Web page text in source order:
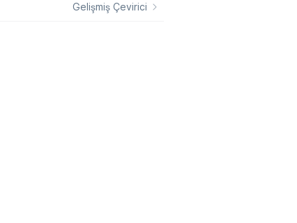
Gelişmiş Çevirici